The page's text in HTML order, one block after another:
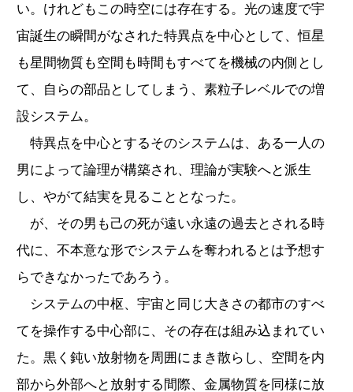
い。けれどもこの時空には存在する。光の速度で宇
宙誕生の瞬間がなされた特異点を中心として、恒星
も星間物質も空間も時間もすべてを機械の内側とし
て、自らの部品としてしまう、素粒子レベルでの増
設システム。
特異点を中心とするそのシステムは、ある一人の
男によって論理が構築され、理論が実験へと派生
し、やがて結実を見ることとなった。
が、その男も己の死が遠い永遠の過去とされる時
代に、不本意な形でシステムを奪われるとは予想す
らできなかったであろう。
システムの中枢、宇宙と同じ大きさの都市のすべ
てを操作する中心部に、その存在は組み込まれてい
た。黒く鈍い放射物を周囲にまき散らし、空間を内
部から外部へと放射する間際、金属物質を同様に放